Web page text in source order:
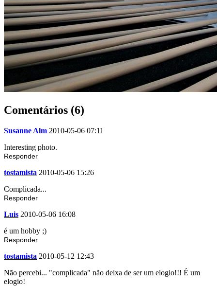
Comentários (6)
Susanne Alm 2010-05-06 07:11
Interesting photo.
Responder
tostamista 2010-05-06 15:26
Complicada...
Responder
Luis 2010-05-06 16:08
é um hobby ;)
Responder
tostamista 2010-05-12 12:43
Não percebi... "complicada" não deixa de ser um elogio!!! É um
elogio!